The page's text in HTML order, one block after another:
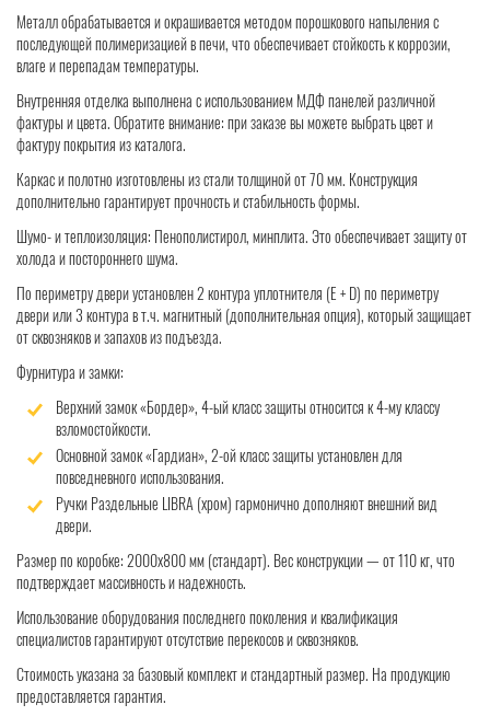
Металл обрабатывается и окрашивается методом порошкового напыления с
последующей полимеризацией в печи, что обеспечивает стойкость к коррозии,
влаге и перепадам температуры.
Внутренняя отделка выполнена с использованием МДФ панелей различной
фактуры и цвета. Обратите внимание: при заказе вы можете выбрать цвет и
фактуру покрытия из каталога.
Каркас и полотно изготовлены из стали толщиной от 70 мм. Конструкция
дополнительно гарантирует прочность и стабильность формы.
Шумо- и теплоизоляция: Пенополистирол, минплита. Это обеспечивает защиту от
холода и постороннего шума.
По периметру двери установлен 2 контура уплотнителя (Е + D) по периметру
двери или 3 контура в т.ч. магнитный (дополнительная опция), который защищает
от сквозняков и запахов из подъезда.
Фурнитура и замки:
Верхний замок «Бордер», 4-ый класс защиты относится к 4-му классу
взломостойкости.
Основной замок «Гардиан», 2-ой класс защиты установлен для
повседневного использования.
Ручки Раздельные LIBRA (хром) гармонично дополняют внешний вид
двери.
Размер по коробке: 2000x800 мм (стандарт). Вес конструкции — от 110 кг, что
подтверждает массивность и надежность.
Использование оборудования последнего поколения и квалификация
специалистов гарантируют отсутствие перекосов и сквозняков.
Стоимость указана за базовый комплект и стандартный размер. На продукцию
предоставляется гарантия.